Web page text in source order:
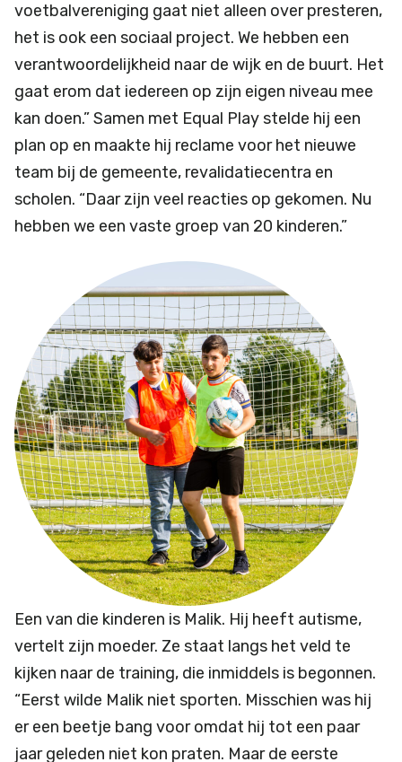
voetbalvereniging gaat niet alleen over presteren,
het is ook een sociaal project. We hebben een
verantwoordelijkheid naar de wijk en de buurt. Het
gaat erom dat iedereen op zijn eigen niveau mee
kan doen.” Samen met Equal Play stelde hij een
plan op en maakte hij reclame voor het nieuwe
team bij de gemeente, revalidatiecentra en
scholen. “Daar zijn veel reacties op gekomen. Nu
hebben we een vaste groep van 20 kinderen.”
Een van die kinderen is Malik. Hij heeft autisme,
vertelt zijn moeder. Ze staat langs het veld te
kijken naar de training, die inmiddels is begonnen.
“Eerst wilde Malik niet sporten. Misschien was hij
er een beetje bang voor omdat hij tot een paar
jaar geleden niet kon praten. Maar de eerste